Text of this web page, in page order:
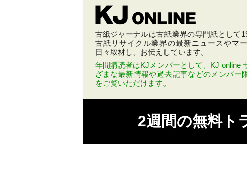
古紙ジャーナルは古紙業界の専門紙として
古紙リサイクル業界の最新ニュースやマ
日々取材し、お伝えしています。
年間購読者はKJメンバーとして、KJ online
ざまな最新情報や過去記事などのメンバー
をご覧いただけます。
2週間の無料ト